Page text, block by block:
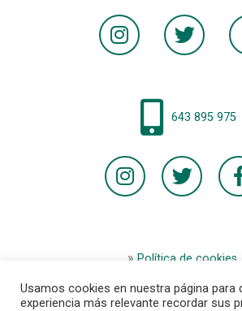
643 895 975
Política de cookies
Términos y condiciones de
Usamos cookies en nuestra página para
experiencia más relevante recordar sus